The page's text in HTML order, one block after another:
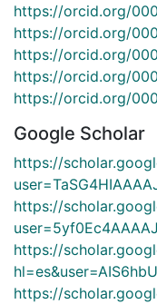
https://orcid.org/
https://orcid.org/
https://orcid.org/
https://orcid.org/
https://orcid.org/
Google Scholar
https://
https://
https://
https://